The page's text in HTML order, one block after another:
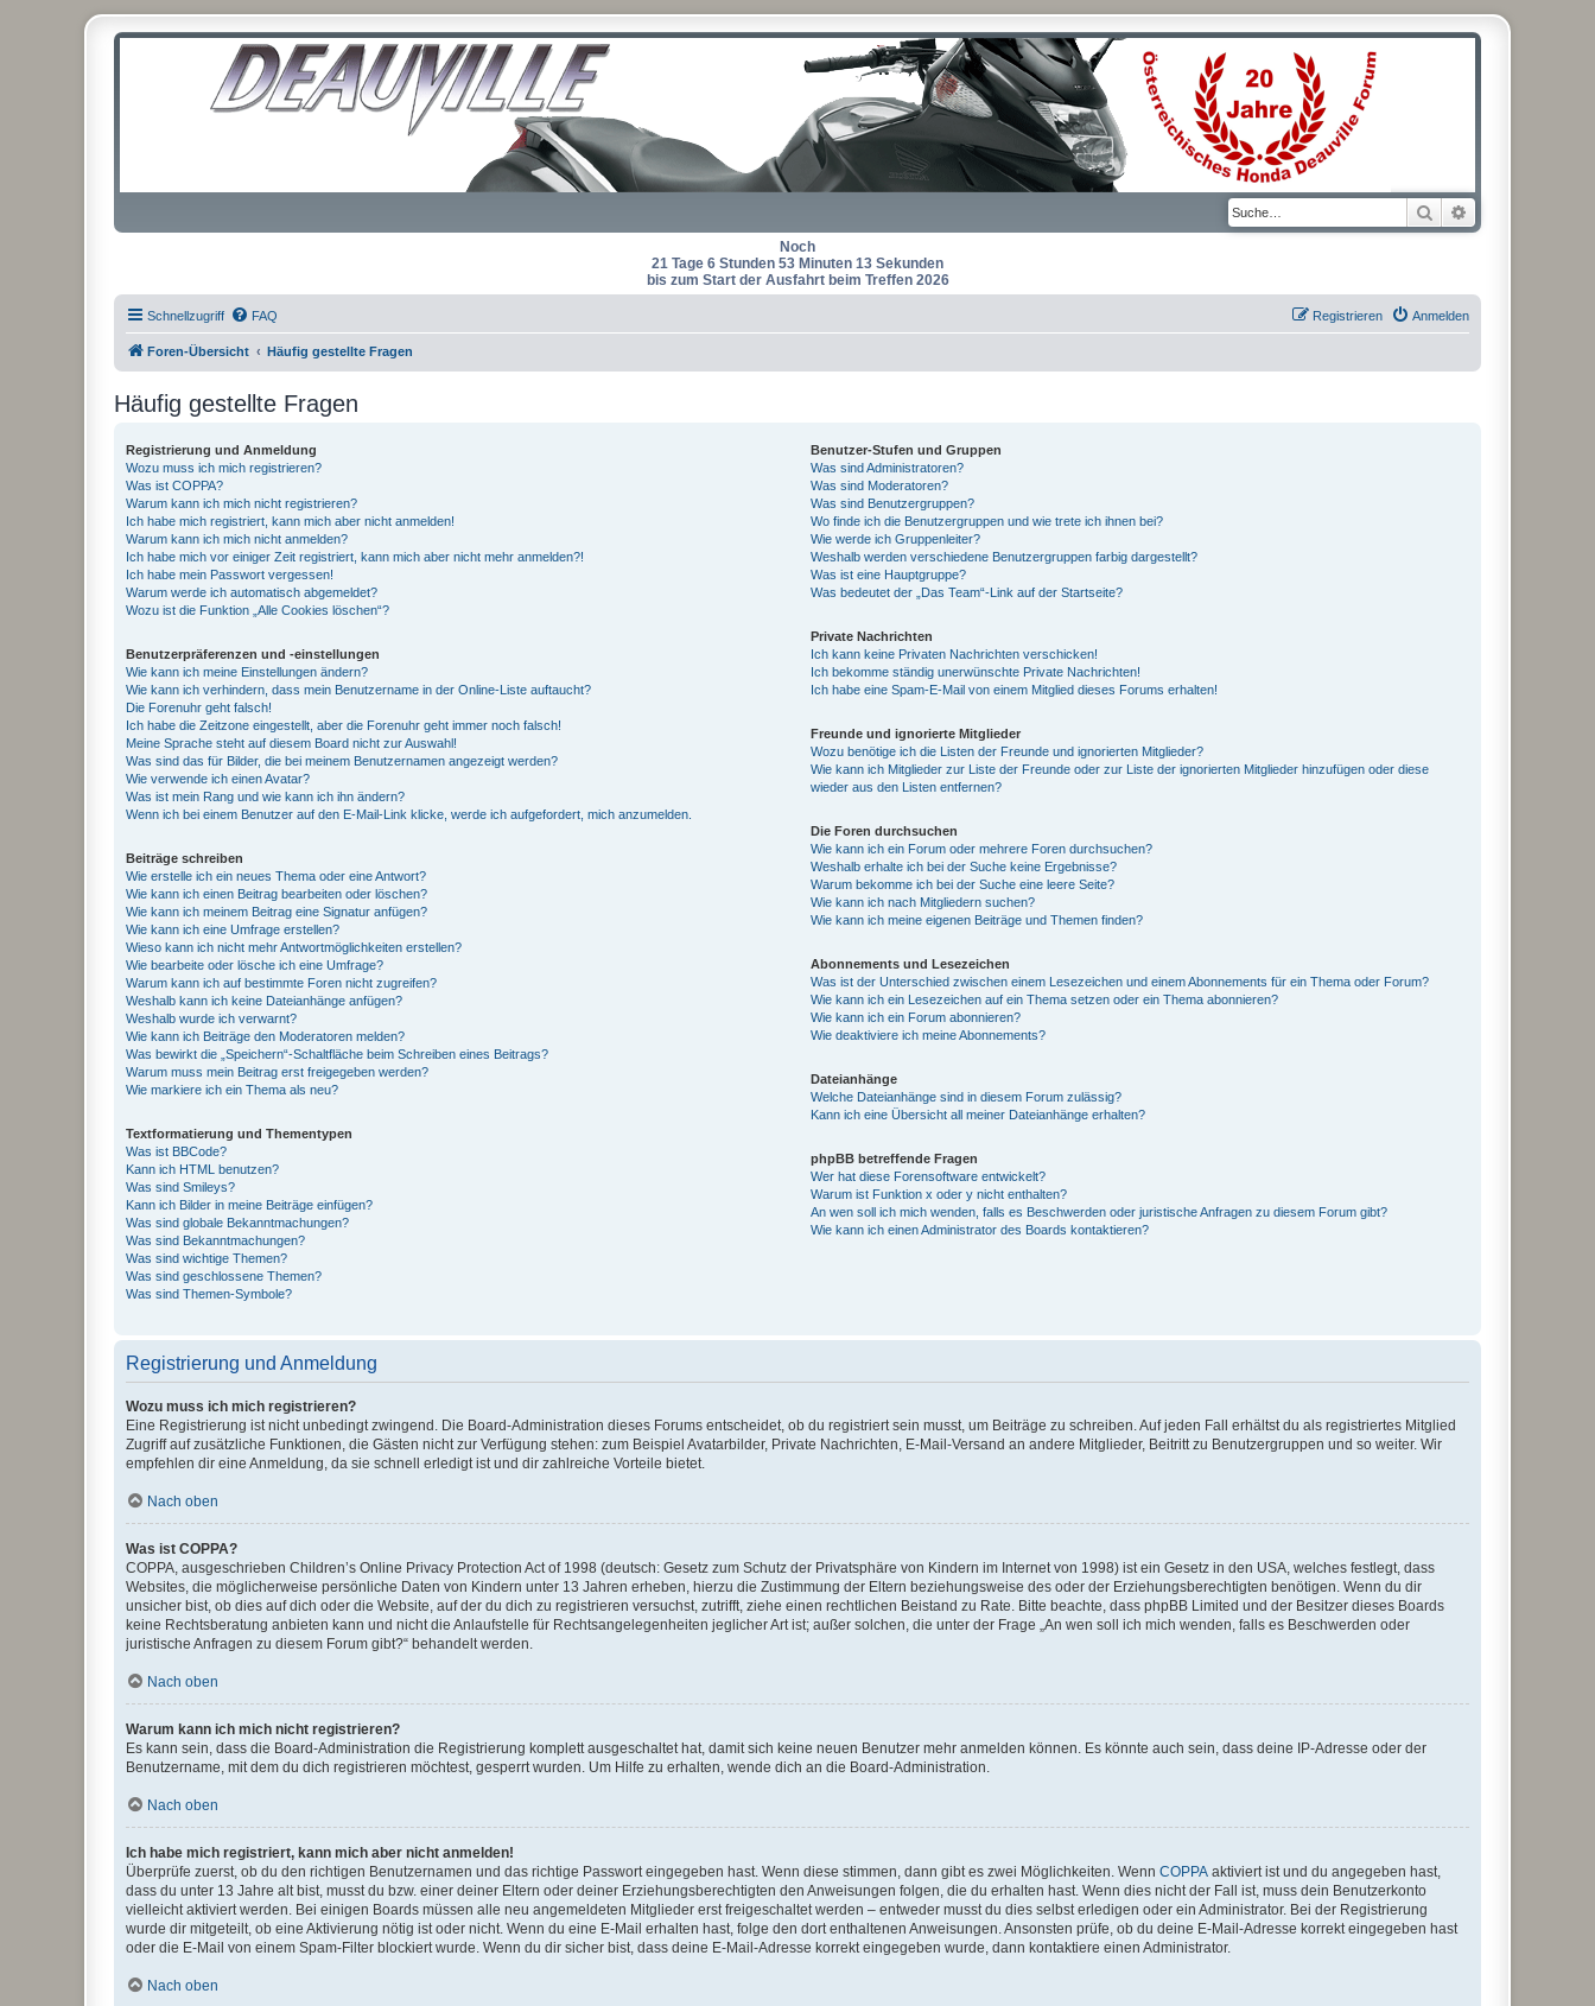
Suche
Noch
21 Tage 6 Stunden 53 Minuten 12 Sekunden
bis zum Start der Ausfahrt beim Treffen 2026
Schnellzugriff FAQ Anmelden
Registrieren
Foren-Übersicht Häufig gestellte Fragen
Häufig gestellte Fragen
Registrierung und Anmeldung
Wozu muss ich mich registrieren?
Was ist COPPA?
Warum kann ich mich nicht registrieren?
Ich habe mich registriert, kann mich aber nicht anmelden!
Warum kann ich mich nicht anmelden?
Ich habe mich vor einiger Zeit registriert, kann mich aber nicht mehr anmelden?!
Ich habe mein Passwort vergessen!
Warum werde ich automatisch abgemeldet?
Wozu ist die Funktion „Alle Cookies löschen“?
Benutzerpräferenzen und -einstellungen
Wie kann ich meine Einstellungen ändern?
Wie kann ich verhindern, dass mein Benutzername in der Online-Liste auftaucht?
Die Forenuhr geht falsch!
Ich habe die Zeitzone eingestellt, aber die Forenuhr geht immer noch falsch!
Meine Sprache steht auf diesem Board nicht zur Auswahl!
Was sind das für Bilder, die bei meinem Benutzernamen angezeigt werden?
Wie verwende ich einen Avatar?
Was ist mein Rang und wie kann ich ihn ändern?
Wenn ich bei einem Benutzer auf den E-Mail-Link klicke, werde ich aufgefordert, mich anzumelden.
Beiträge schreiben
Wie erstelle ich ein neues Thema oder eine Antwort?
Wie kann ich einen Beitrag bearbeiten oder löschen?
Wie kann ich meinem Beitrag eine Signatur anfügen?
Wie kann ich eine Umfrage erstellen?
Wieso kann ich nicht mehr Antwortmöglichkeiten erstellen?
Wie bearbeite oder lösche ich eine Umfrage?
Warum kann ich auf bestimmte Foren nicht zugreifen?
Weshalb kann ich keine Dateianhänge anfügen?
Weshalb wurde ich verwarnt?
Wie kann ich Beiträge den Moderatoren melden?
Was bewirkt die „Speichern“-Schaltfläche beim Schreiben eines Beitrags?
Warum muss mein Beitrag erst freigegeben werden?
Wie markiere ich ein Thema als neu?
Textformatierung und Thementypen
Was ist BBCode?
Kann ich HTML benutzen?
Was sind Smileys?
Kann ich Bilder in meine Beiträge einfügen?
Was sind globale Bekanntmachungen?
Was sind Bekanntmachungen?
Was sind wichtige Themen?
Was sind geschlossene Themen?
Was sind Themen-Symbole?
Benutzer-Stufen und Gruppen
Was sind Administratoren?
Was sind Moderatoren?
Was sind Benutzergruppen?
Wo finde ich die Benutzergruppen und wie trete ich ihnen bei?
Wie werde ich Gruppenleiter?
Weshalb werden verschiedene Benutzergruppen farbig dargestellt?
Was ist eine Hauptgruppe?
Was bedeutet der „Das Team“-Link auf der Startseite?
Private Nachrichten
Ich kann keine Privaten Nachrichten verschicken!
Ich bekomme ständig unerwünschte Private Nachrichten!
Ich habe eine Spam-E-Mail von einem Mitglied dieses Forums erhalten!
Freunde und ignorierte Mitglieder
Wozu benötige ich die Listen der Freunde und ignorierten Mitglieder?
Wie kann ich Mitglieder zur Liste der Freunde oder zur Liste der ignorierten Mitglieder hinzufügen oder diese
wieder aus den Listen entfernen?
Die Foren durchsuchen
Wie kann ich ein Forum oder mehrere Foren durchsuchen?
Weshalb erhalte ich bei der Suche keine Ergebnisse?
Warum bekomme ich bei der Suche eine leere Seite?
Wie kann ich nach Mitgliedern suchen?
Wie kann ich meine eigenen Beiträge und Themen finden?
Abonnements und Lesezeichen
Was ist der Unterschied zwischen einem Lesezeichen und einem Abonnements für ein Thema oder Forum?
Wie kann ich ein Lesezeichen auf ein Thema setzen oder ein Thema abonnieren?
Wie kann ich ein Forum abonnieren?
Wie deaktiviere ich meine Abonnements?
Dateianhänge
Welche Dateianhänge sind in diesem Forum zulässig?
Kann ich eine Übersicht all meiner Dateianhänge erhalten?
phpBB betreffende Fragen
Wer hat diese Forensoftware entwickelt?
Warum ist Funktion x oder y nicht enthalten?
An wen soll ich mich wenden, falls es Beschwerden oder juristische Anfragen zu diesem Forum gibt?
Wie kann ich einen Administrator des Boards kontaktieren?
Registrierung und Anmeldung
Wozu muss ich mich registrieren?
Eine Registrierung ist nicht unbedingt zwingend. Die Board-Administration dieses Forums entscheidet, ob du registriert sein musst, um Beiträge zu schreiben. Auf jeden Fall erhältst du als registriertes Mitglied
Zugriff auf zusätzliche Funktionen, die Gästen nicht zur Verfügung stehen: zum Beispiel Avatarbilder, Private Nachrichten, E-Mail-Versand an andere Mitglieder, Beitritt zu Benutzergruppen und so weiter. Wir
empfehlen dir eine Anmeldung, da sie schnell erledigt ist und dir zahlreiche Vorteile bietet.
Nach oben
Was ist COPPA?
COPPA, ausgeschrieben Children’s Online Privacy Protection Act of 1998 (deutsch: Gesetz zum Schutz der Privatsphäre von Kindern im Internet von 1998) ist ein Gesetz in den USA, welches festlegt, dass
Websites, die möglicherweise persönliche Daten von Kindern unter 13 Jahren erheben, hierzu die Zustimmung der Eltern beziehungsweise des oder der Erziehungsberechtigten benötigen. Wenn du dir
unsicher bist, ob dies auf dich oder die Website, auf der du dich zu registrieren versuchst, zutrifft, ziehe einen rechtlichen Beistand zu Rate. Bitte beachte, dass phpBB Limited und der Besitzer dieses Boards
keine Rechtsberatung anbieten kann und nicht die Anlaufstelle für Rechtsangelegenheiten jeglicher Art ist; außer solchen, die unter der Frage „An wen soll ich mich wenden, falls es Beschwerden oder
juristische Anfragen zu diesem Forum gibt?“ behandelt werden.
Nach oben
Warum kann ich mich nicht registrieren?
Es kann sein, dass die Board-Administration die Registrierung komplett ausgeschaltet hat, damit sich keine neuen Benutzer mehr anmelden können. Es könnte auch sein, dass deine IP-Adresse oder der
Benutzername, mit dem du dich registrieren möchtest, gesperrt wurden. Um Hilfe zu erhalten, wende dich an die Board-Administration.
Nach oben
Ich habe mich registriert, kann mich aber nicht anmelden!
Überprüfe zuerst, ob du den richtigen Benutzernamen und das richtige Passwort eingegeben hast. Wenn diese stimmen, dann gibt es zwei Möglichkeiten. Wenn COPPA aktiviert ist und du angegeben hast,
dass du unter 13 Jahre alt bist, musst du bzw. einer deiner Eltern oder deiner Erziehungsberechtigten den Anweisungen folgen, die du erhalten hast. Wenn dies nicht der Fall ist, muss dein Benutzerkonto
vielleicht aktiviert werden. Bei einigen Boards müssen alle neu angemeldeten Mitglieder erst freigeschaltet werden – entweder musst du dies selbst erledigen oder ein Administrator. Bei der Registrierung
wurde dir mitgeteilt, ob eine Aktivierung nötig ist oder nicht. Wenn du eine E-Mail erhalten hast, folge den dort enthaltenen Anweisungen. Ansonsten prüfe, ob du deine E-Mail-Adresse korrekt eingegeben hast
oder die E-Mail von einem Spam-Filter blockiert wurde. Wenn du dir sicher bist, dass deine E-Mail-Adresse korrekt eingegeben wurde, dann kontaktiere einen Administrator.
Nach oben